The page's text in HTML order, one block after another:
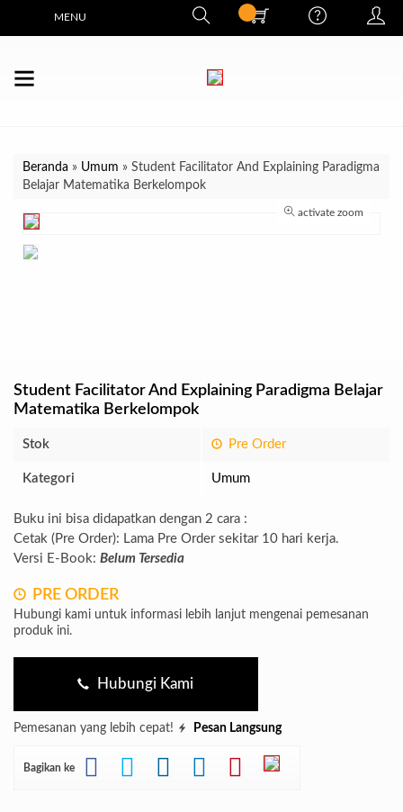
MENU
Beranda » Umum » Student Facilitator And Explaining Paradigma
Belajar Matematika Berkelompok
activate zoom
Student Facilitator And Explaining Paradigma Belajar
Matematika Berkelompok
Stok Pre Order
Kategori Umum
Buku ini bisa didapatkan dengan 2 cara :
Cetak (Pre Order): Lama Pre Order sekitar 10 hari kerja.
Versi E-Book: Belum Tersedia
PRE ORDER
Hubungi kami untuk informasi lebih lanjut mengenai pemesanan
produk ini.
Hubungi Kami
Pemesanan yang lebih cepat! Pesan Langsung
Bagikan ke